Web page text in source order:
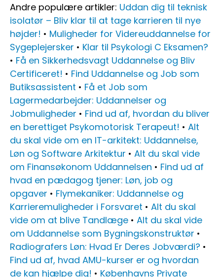
Andre populære artikler: Uddan dig til teknisk
isolatør – Bliv klar til at tage karrieren til nye
højder! • Muligheder for Videreuddannelse for
Sygeplejersker • Klar til Psykologi C Eksamen?
• Få en Sikkerhedsvagt Uddannelse og Bliv
Certificeret! • Find Uddannelse og Job som
Butiksassistent • Få et Job som
Lagermedarbejder: Uddannelser og
Jobmuligheder • Find ud af, hvordan du bliver
en berettiget Psykomotorisk Terapeut! • Alt
du skal vide om en IT-arkitekt: Uddannelse,
Løn og Software Arkitektur • Alt du skal vide
om Finansøkonom Uddannelsen • Find ud af
hvad en pædagog tjener: Løn, job og
opgaver • Flymekaniker: Uddannelse og
Karrieremuligheder i Forsvaret • Alt du skal
vide om at blive Tandlæge • Alt du skal vide
om Uddannelse som Bygningskonstruktør •
Radiografers Løn: Hvad Er Deres Jobværdi? •
Find ud af, hvad AMU-kurser er og hvordan
de kan hjælpe dig! • Københavns Private